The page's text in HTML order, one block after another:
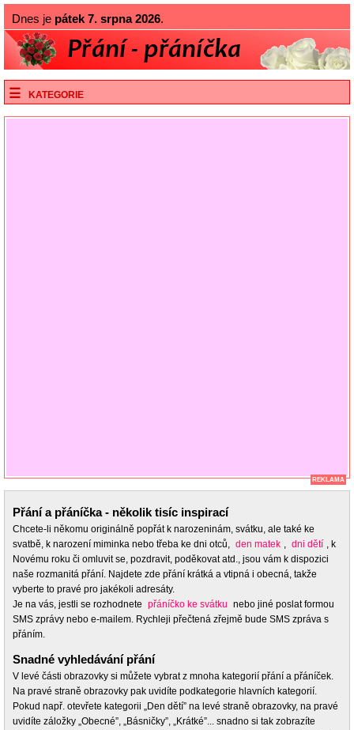
Dnes je pátek 7. srpna 2026.
KATEGORIE
REKLAMA
Přání a přáníčka - několik tisíc inspirací
Chcete-li někomu originálně popřát k narozeninám, svátku, ale také ke
svatbě, k narození miminka nebo třeba ke dni otců, den matek , dni dětí , k
Novému roku či omluvit se, pozdravit, poděkovat atd., jsou vám k dispozici
naše rozmanitá přání. Najdete zde přání krátká a vtipná i obecná, takže
vyberte to pravé pro jakékoli adresáty.
Je na vás, jestli se rozhodnete přáníčko ke svátku nebo jiné poslat formou
SMS zprávy nebo e-mailem. Rychleji přečtená zřejmě bude SMS zpráva s
přáním.
Snadné vyhledávání přání
V levé části obrazovky si můžete vybrat z mnoha kategorií přání a přáníček.
Na pravé straně obrazovky pak uvidíte podkategorie hlavních kategorií.
Pokud např. otevřete kategorii „Den dětí” na levé straně obrazovky, na pravé
uvidíte záložky „Obecné”, „Básničky”, „Krátké”... snadno si tak zobrazíte